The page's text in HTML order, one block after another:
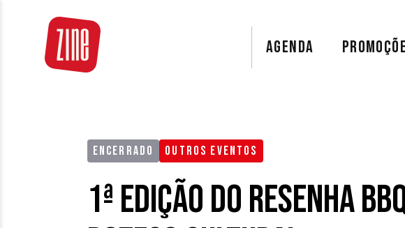
AGENDA
ENCERRADO OUTROS EVENTOS
1ª edição do Resenha